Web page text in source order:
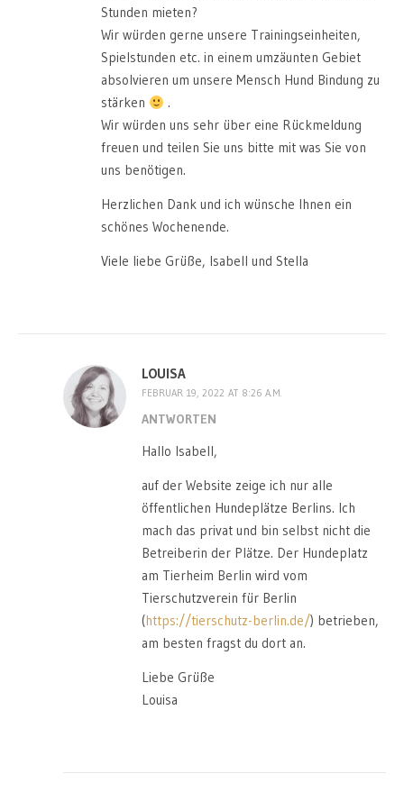
Stunden mieten?
Wir würden gerne unsere Trainingseinheiten,
Spielstunden etc. in einem umzäunten Gebiet
absolvieren um unsere Mensch Hund Bindung zu
stärken
.
Wir würden uns sehr über eine Rückmeldung
freuen und teilen Sie uns bitte mit was Sie von
uns benötigen.
Herzlichen Dank und ich wünsche Ihnen ein
schönes Wochenende.
Viele liebe Grüße, Isabell und Stella
LOUISA
FEBRUAR 19, 2022 AT 8:26 A.M.
ANTWORTEN
Hallo Isabell,
auf der Website zeige ich nur alle
öffentlichen Hundeplätze Berlins. Ich
mach das privat und bin selbst nicht die
Betreiberin der Plätze. Der Hundeplatz
am Tierheim Berlin wird vom
Tierschutzverein für Berlin
(https://tierschutz-berlin.de/) betrieben,
am besten fragst du dort an.
Liebe Grüße
Louisa